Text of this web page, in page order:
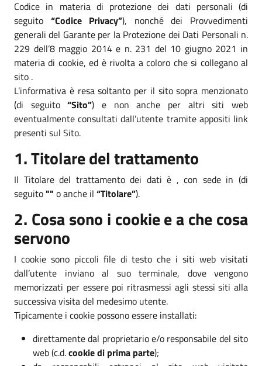
Codice in materia di protezione dei dati personali (di
seguito “Codice Privacy”), nonché dei Provvedimenti
generali del Garante per la Protezione dei Dati Personali n.
229 dell’8 maggio 2014 e n. 231 del 10 giugno 2021 in
materia di cookie, ed è rivolta a coloro che si collegano al
sito .
L’informativa è resa soltanto per il sito sopra menzionato
(di seguito“Sito”) e non anche per altri siti web
eventualmente consultati dall’utente tramite appositi link
presenti sul Sito.
1. Titolare del trattamento
Il Titolare del trattamento dei dati è , con sede in (di
seguito"" o anche il “Titolare”).
2. Cosa sono i cookie e a che cosa
servono
I cookie sono piccoli file di testo che i siti web visitati
dall’utente inviano al suo terminale, dove vengono
memorizzati per essere poi ritrasmessi agli stessi siti alla
successiva visita del medesimo utente.
Tipicamente i cookie possono essere installati:
direttamente dal proprietario e/o responsabile del sito
web (c.d.cookie di prima parte);